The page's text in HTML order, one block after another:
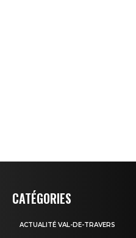
CATÉGORIES
ACTUALITÉ VAL-DE-TRAVERS